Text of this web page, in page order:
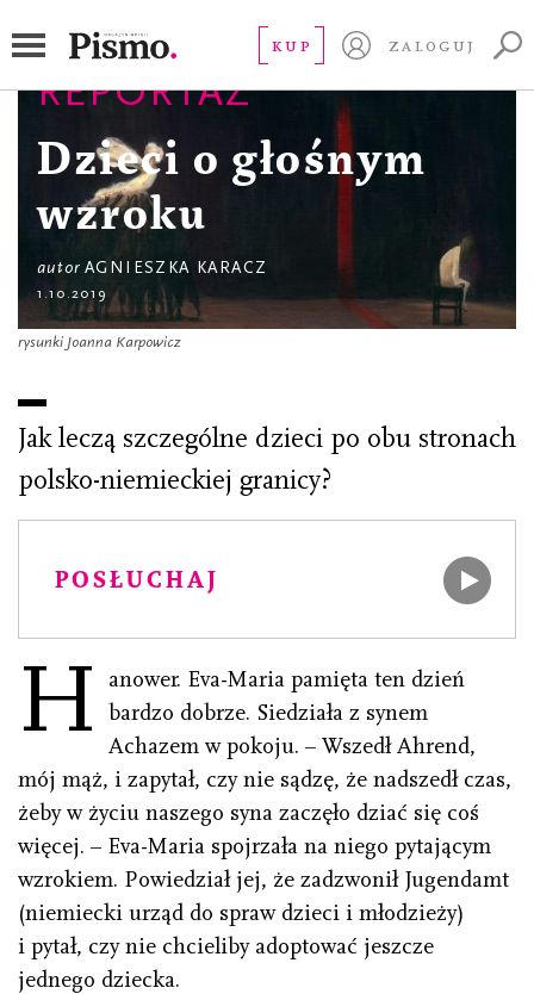
KUP ZALOGUJ
REPORTAŻ
Dzieci o głośnym
wzroku
autor AGNIESZKA KARACZ
1.10.2019
rysunki Joanna Karpowicz
Jak leczą szczególne dzieci po obu stronach
polsko-niemieckiej granicy?
POSŁUCHAJ
H
anower. Eva-Maria pamięta ten dzień
bardzo dobrze. Siedziała z synem
Achazem w pokoju. – Wszedł Ahrend,
mój mąż, i zapytał, czy nie sądzę, że nadszedł czas,
żeby w życiu naszego syna zaczęło dziać się coś
więcej. – Eva-Maria spojrzała na niego pytającym
wzrokiem. Powiedział jej, że zadzwonił Jugendamt
(niemiecki urząd do spraw dzieci i młodzieży)
i pytał, czy nie chcieliby adoptować jeszcze
jednego dziecka.